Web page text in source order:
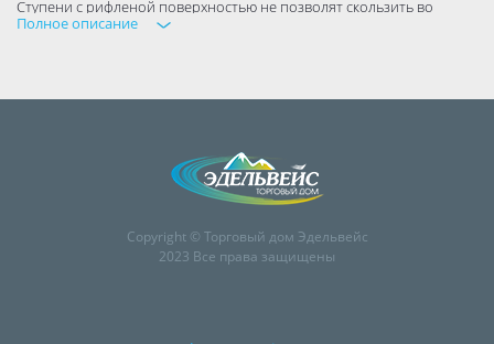
Ступени с рифленой поверхностью не позволят скользить во
время работы стоящему на них человеку.
Полное описание
Copyright © Торговый дом Эдельвейс
2023 Все права защищены